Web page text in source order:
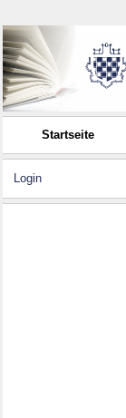
Startseite
Login